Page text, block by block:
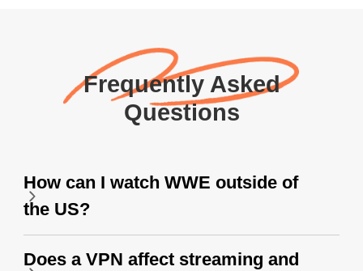
Frequently Asked
Questions
How can I watch WWE outside of
the US?
Does a VPN affect streaming and